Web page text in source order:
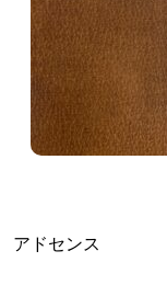
アドセンス